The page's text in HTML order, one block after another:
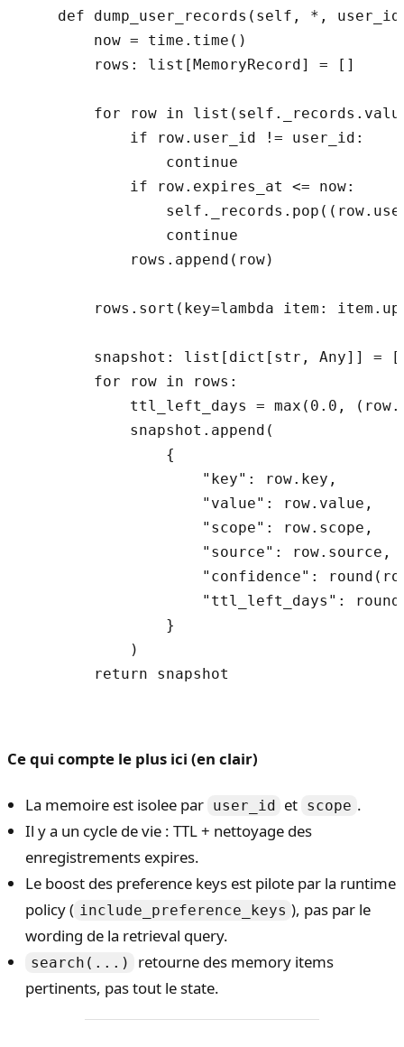
def dump_user_records(self, *,
        now = time.time()
        rows: list[MemoryRecord] = []
for row in
            if row.user_id != user_id:
                continue
            if row.expires_at <= now:
                continue
            rows.append(row)
rows.sort(key=lambda item:
snapshot: list[dict[str, Any]] =
        for row in rows:
ttl_left_days = max(0.0,
            snapshot.append(
                {
                    "key": row.key,
                    "value": row.value,
                    "scope": row.scope,
                    "source": row.source,
"confidence":
"ttl_left_days":
                }
            )
        return snapshot
Ce qui compte le plus ici (en clair)
La memoire est isolee par user_id et scope .
Il y a un cycle de vie : TTL + nettoyage des
enregistrements expires.
Le boost des preference keys est pilote par la runtime
policy ( include_preference_keys ), pas par le
wording de la retrieval query.
search(...)
retourne des memory items
pertinents, pas tout le state.